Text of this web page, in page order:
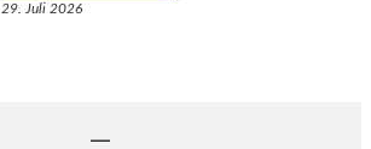
29. Juli 2026